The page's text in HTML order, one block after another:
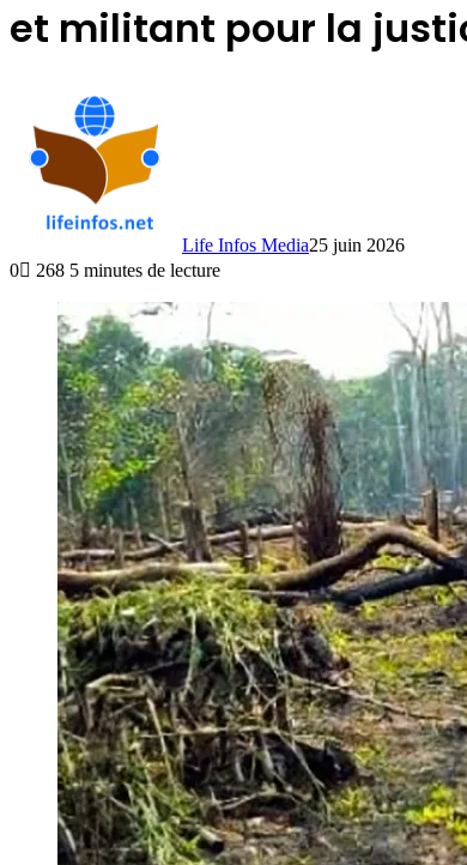
et militant pour la
Life Infos Media25 juin 2026
0
268 5 minutes de lecture